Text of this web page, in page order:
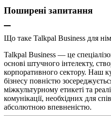
Поширені запитання
Що таке Talkpal Business для
Talkpal Business — це
основі штучного інтелекту,
корпоративного сектору. Наш
бізнесу повністю
міжкультурному етикеті та
комунікації, необхідних для
абсолютною впевненістю.